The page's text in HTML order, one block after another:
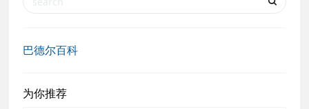
巴德尔百科
为你推荐